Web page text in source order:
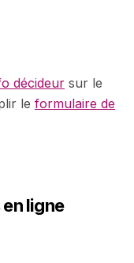
décideur sur le
le formulaire de
ligne